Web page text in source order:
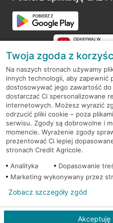
RODO
Regulamin serwisu
Mapa serwisu
PolitykaCookies
© 2026 Credit Agricole Bank Polska
Twoja zgoda z
Na naszych stronach używamy
innych technologii, aby zapewnić
dostosowywać jego zawartość
dostarczać Ci spersonalizowane
internetowych. Możesz wyrazić
odrzucić pliki cookie – poza
serwisu. Zgody są dobrowolne i
momencie. Wyrażenie zgody
prezentować Ci lepiej
stronach Credit Agricole.
Analityka
Dopasowanie
Marketing wykonywany przez
Akceptuję
Zobacz szczegóły zgód